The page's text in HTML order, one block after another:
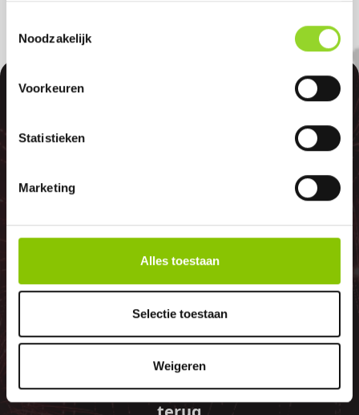
Noodzakelijk
Voorkeuren
Statistieken
Marketing
Alles toestaan
Selectie toestaan
Weigeren
100%
GELD TERUG
GARANTIE
Indien er in 2026 weer een landelijk
vuurwerkverbod is, storten wij de
betaalde bedragen automatisch